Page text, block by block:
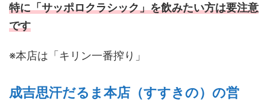
特に「サッポロクラシック」を飲みたい方は要注意
です
※本店は「キリン一番搾り」
成吉思汗だるま本店（すすきの）の営